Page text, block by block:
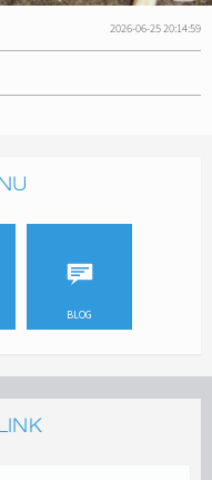
2026-06-25 20:14:59
BLOG